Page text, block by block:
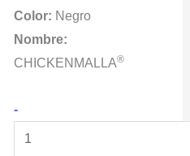
Color: Negro
Nombre:
CHICKENMALLA®
-Malla
Para